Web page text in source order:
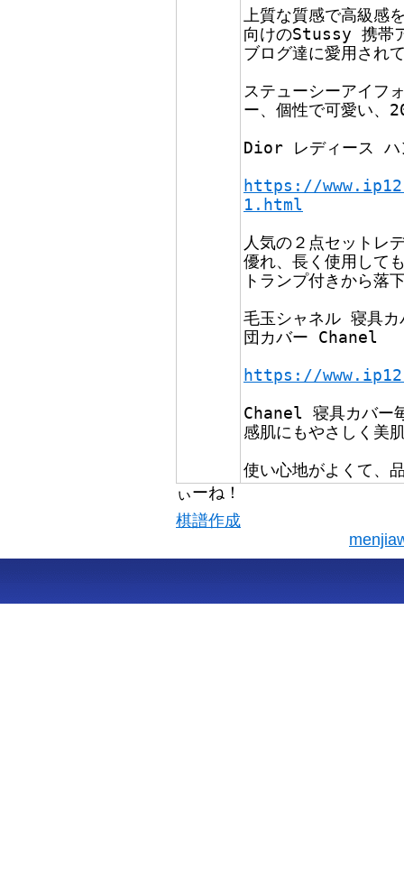
上質な質感で高級感
向けのStussy 携帯
ブログ達に愛用され
ステューシーアイ
ー、個性で可愛い、
Dior レディース ハ
https://
1.html
人気の２点セット
優れ、長く使用して
トランプ付きから落
毛玉シャネル 寝具
団カバー Chanel
https://
Chanel 寝具カバー
感肌にもやさしく美
使い心地がよくて、
ぃーね！
棋譜作成